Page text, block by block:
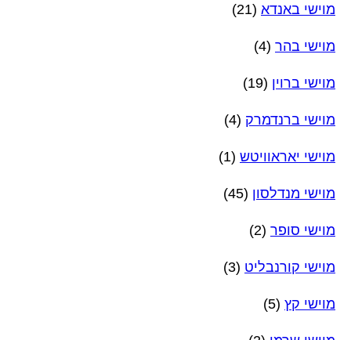
מוישי באנדא (21)
מוישי בהר (4)
מוישי ברוין (19)
מוישי ברנדמרק (4)
מוישי יאראוויטש (1)
מוישי מנדלסון (45)
מוישי סופר (2)
מוישי קורנבליט (3)
מוישי קץ (5)